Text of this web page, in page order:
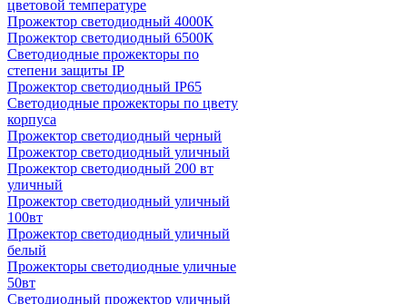
цветовой температуре
Прожектор светодиодный 4000К
Прожектор светодиодный 6500К
Светодиодные прожекторы по
степени защиты IP
Прожектор светодиодный IP65
Светодиодные прожекторы по цвету
корпуса
Прожектор светодиодный черный
Прожектор светодиодный уличный
Прожектор светодиодный 200 вт
уличный
Прожектор светодиодный уличный
100вт
Прожектор светодиодный уличный
белый
Прожекторы светодиодные уличные
50вт
Светодиодный прожектор уличный